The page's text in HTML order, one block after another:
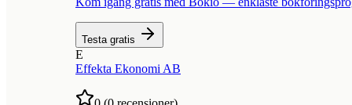
Testa gratis
E
Effekta Ekonomi AB